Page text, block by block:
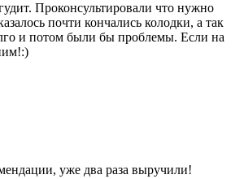
Проконсультировали что нужно
почти кончались колодки, а так
и потом были бы проблемы. Если на
уже два раза выручили!